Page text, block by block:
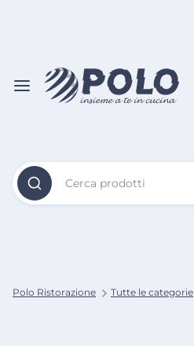
Cerca prodotti
Polo Ristorazione Tutte le categorie